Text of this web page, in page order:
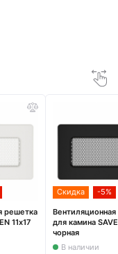
решетка
11х17
Скидка -5%
для камина
чорная
В наличии